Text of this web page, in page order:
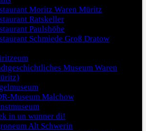
Moritz Waren Müritz
Ratskeller
Paulshöhe
Schmiede Groß Dratow
Museum Waren
Museum Malchow
in un wunner di!
Alt Schwerin